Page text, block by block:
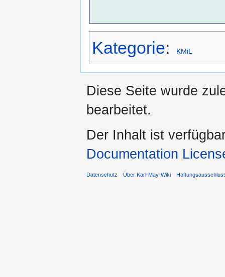
Kategorie: KMiL
Diese Seite wurde
bearbeitet.
Der Inhalt ist
Documentation
Datenschutz Über Karl-May-Wiki